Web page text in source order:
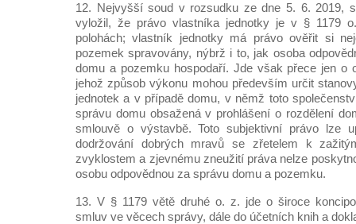
12. Nejvyšší soud v rozsudku ze dne 5. 6. 2019,
vyložil, že právo vlastníka jednotky je v § 1179
polohách; vlastník jednotky má právo ověřit si
pozemek spravovány, nýbrž i to, jak osoba
domu a pozemku hospodaří. Jde však přece jen o
jehož způsob výkonu mohou především určit
jednotek a v případě domu, v němž toto
správu domu obsažená v prohlášení o rozdělení
smlouvě o výstavbě. Toto subjektivní právo lze
dodržování dobrých mravů se zřetelem k
zvyklostem a zjevnému zneužití práva nelze
osobu odpovědnou za správu domu a pozemku.
13. V § 1179 větě druhé o. z. jde o široce
smluv ve věcech správy, dále do účetních knih a